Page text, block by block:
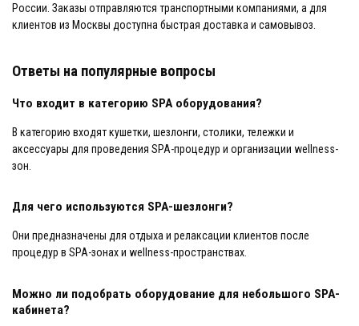
России. Заказы отправляются транспортными компаниями, а для
клиентов из Москвы доступна быстрая доставка и самовывоз.
Ответы на популярные вопросы
Что входит в категорию SPA оборудования?
В категорию входят кушетки, шезлонги, столики, тележки и
аксессуары для проведения SPA-процедур и организации wellness-
зон.
Для чего используются SPA-шезлонги?
Они предназначены для отдыха и релаксации клиентов после
процедур в SPA-зонах и wellness-пространствах.
Можно ли подобрать оборудование для небольшого SPA-
кабинета?